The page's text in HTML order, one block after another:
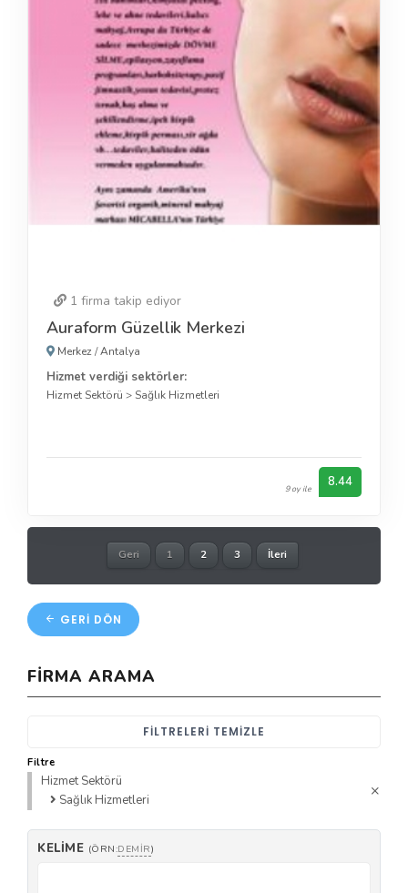
1 firma takip ediyor
Auraform Güzellik Merkezi
Merkez/Antalya
Hizmet verdiği sektörler:
Hizmet Sektörü > Sağlık Hizmetleri
9 oy ile 8.44
Geri 1 2 3 İleri
GERI DÖN
FIRMA ARAMA
FILTRELERI TEMIZLE
Filtre
Hizmet Sektörü
Sağlık Hizmetleri
KELIME (ÖRN:DEMIR)